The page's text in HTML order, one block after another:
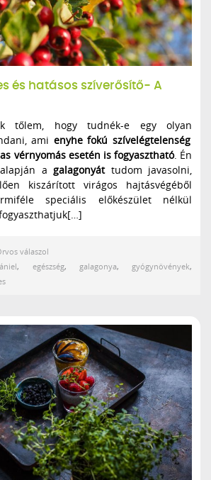
és hatásos szíverősítő- A
tőlem, hogy tudnék-e egy olyan
ami enyhe fokú szívelégtelenség
vérnyomás esetén is fogyasztható. Én
a galagonyáttudom javasolni,
kiszárított virágos hajtásvégéből
speciális előkészület nélkül
válaszol
, egészség, galagonya, gyógynövények,